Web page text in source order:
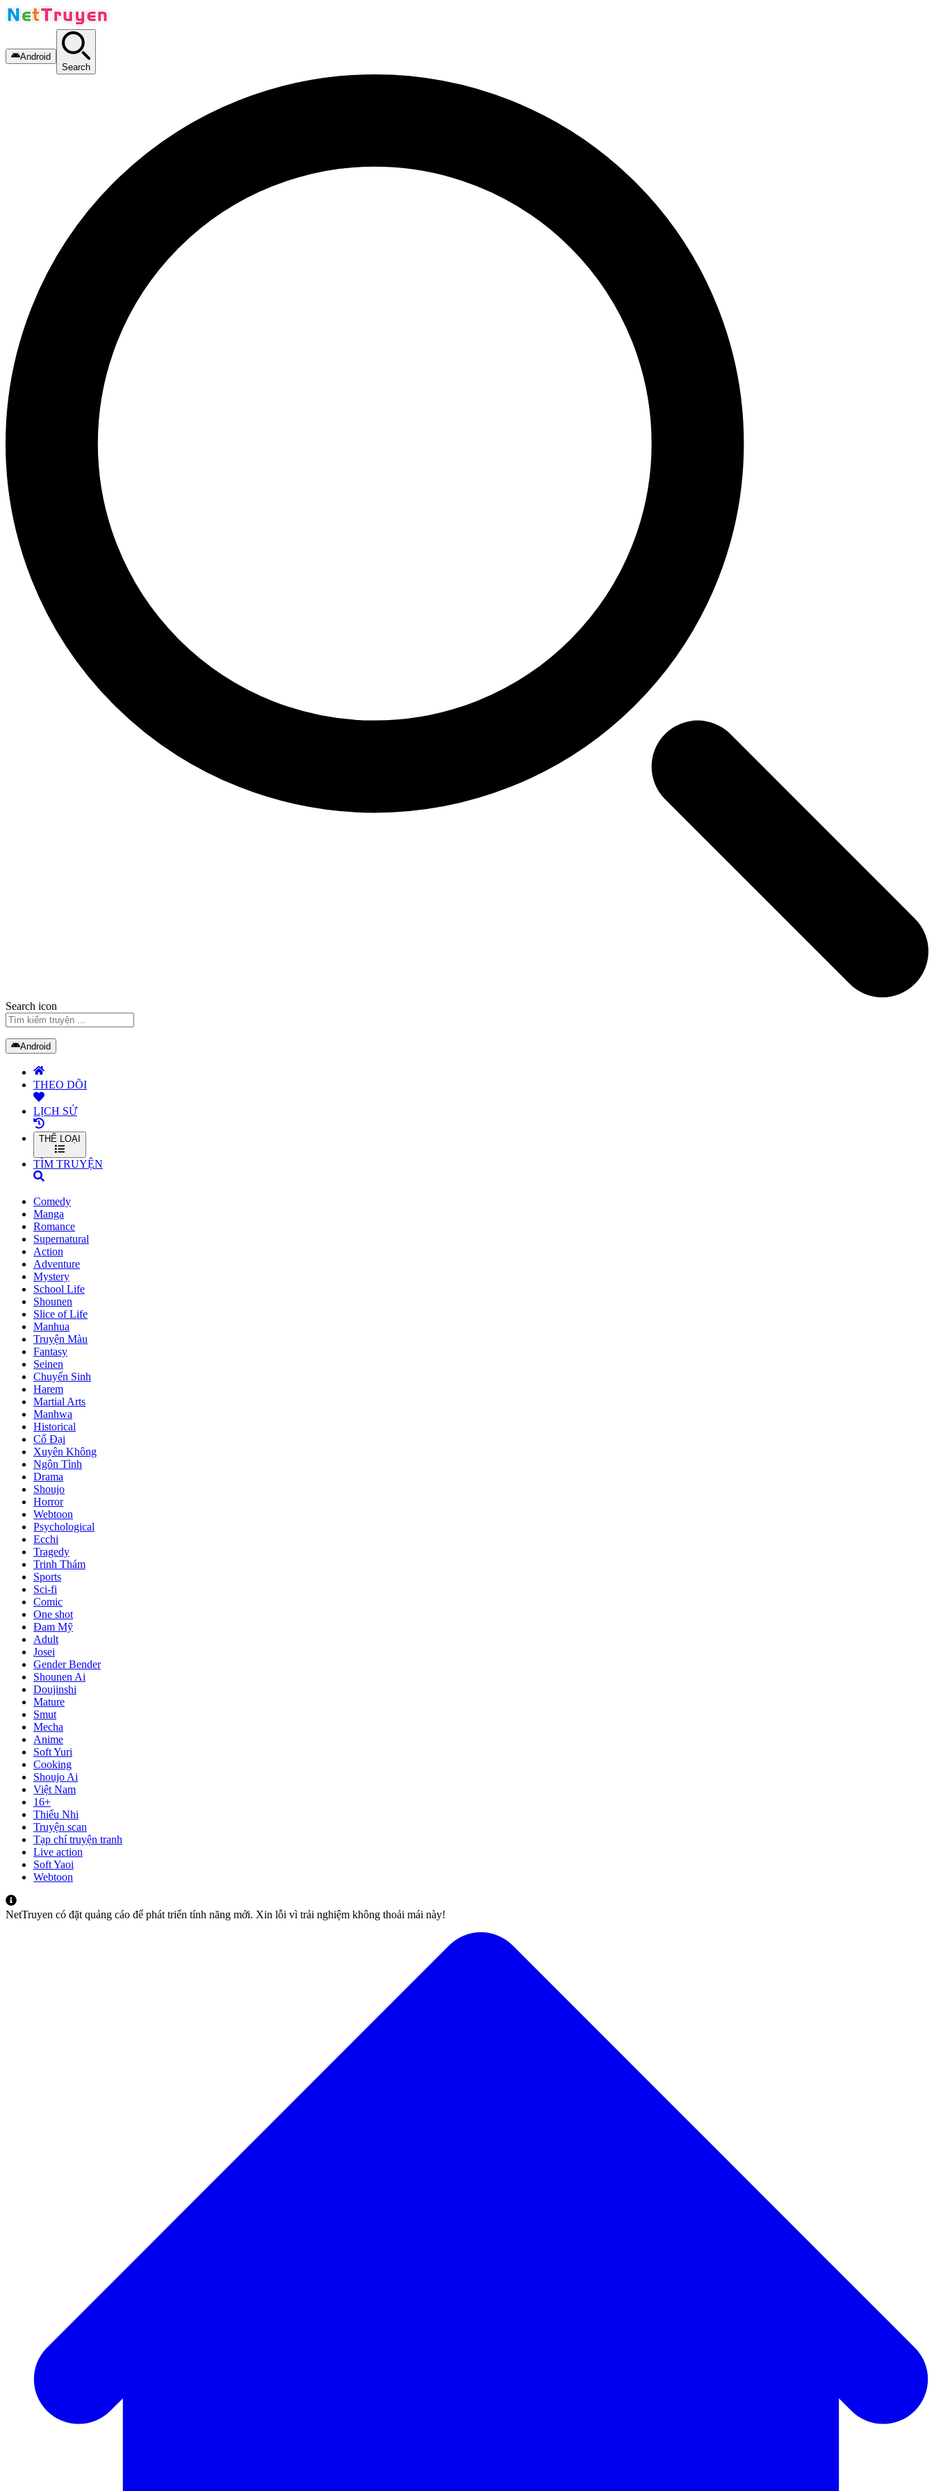
Android
Search
Search icon
Android
THEO DÕI
LỊCH SỬ
THỂ LOẠI
TÌM TRUYỆN
Comedy
Manga
Romance
Supernatural
Action
Adventure
Mystery
School Life
Shounen
Slice of Life
Manhua
Truyện Màu
Fantasy
Seinen
Chuyển Sinh
Harem
Martial Arts
Manhwa
Historical
Cổ Đại
Xuyên Không
Ngôn Tình
Drama
Shoujo
Horror
Webtoon
Psychological
Ecchi
Tragedy
Trinh Thám
Sports
Sci-fi
Comic
One shot
Đam Mỹ
Adult
Josei
Gender Bender
Shounen Ai
Doujinshi
Mature
Smut
Mecha
Anime
Soft Yuri
Cooking
Shoujo Ai
Việt Nam
16+
Thiếu Nhi
Truyện scan
Tạp chí truyện tranh
Live action
Soft Yaoi
Webtoon
NetTruyen có đặt quảng cáo để phát triển tính năng mới. Xin lỗi vì trải nghiệm không thoải mái này!